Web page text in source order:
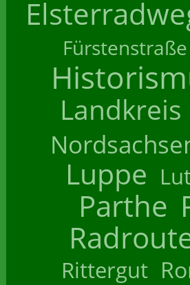
Landkreis
Luppe
Parthe
Rittergut